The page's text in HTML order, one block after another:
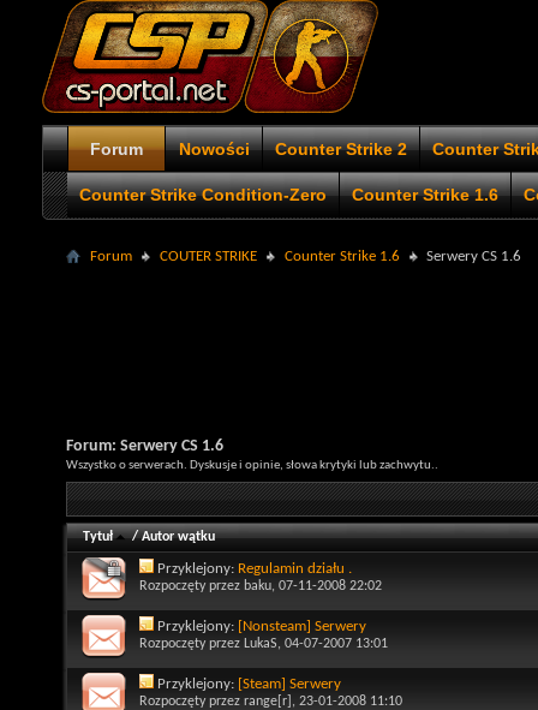
Forum Nowości Counter Strike 2 Counter
Counter Strike Condition-Zero Counter Strike 1.6
Forum COUTER STRIKE Counter Strike 1.6 Serwery CS 1.6
Forum: Serwery CS 1.6
Wszystko o serwerach. Dyskusje i opinie, słowa krytyki lub zachwytu..
Tytuł /Autor wątku
Przyklejony: Regulamin działu .
Rozpoczęty przez baku, 07-11-2008 22:02
Przyklejony: [Nonsteam] Serwery
Rozpoczęty przez LukaS, 04-07-2007 13:01
Przyklejony: [Steam] Serwery
Rozpoczęty przez range[r] , 23-01-2008 11:10